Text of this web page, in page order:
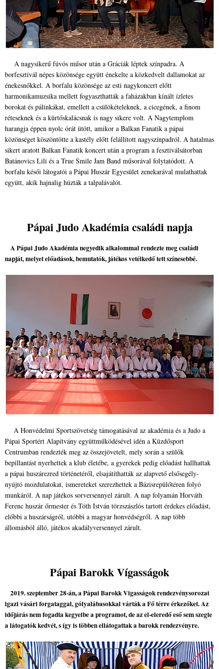
A nagysikerű fúvós műsor után a Gráciák léptek színpadra. A
borfesztivál népes közönsége együtt énekelte a közkedvelt dallamokat az
énekesnőkkel. A borfalu közönsége az esti nagykoncert előtt
harmonikamuzsika mellett fogyaszthatták a faházakban kínált ízletes
borokat és pálinkákat, emellett a csülökételeknek, a cicegének, a finom
réteseknek és a kürtőskalácsnak is nagy sikere volt. A Nagytemplom
harangja éppen nyolc órát ütött, amikor a Balkan Fanatik a pápai
közönséget köszöntötte a kastély előtt felállított nagyszínpadról. A hatalmas
sikert aratott Balkan Fanatik koncert után a program a fesztiválsátorban
Batánovics Lili és a True Smile Jam Band műsorával folytatódott. A
borfalu késői látogatói a Pápai Huszár Egyesület zenekarával mulathattak
együtt, akik hajnalig húzták a talpalávalót.
Pápai Judo Akadémia családi napja
A Pápai Judo Akadémia negyedik alkalommal rendezte meg családi
napját, melyet előadások, bemutatók, játékos vetélkedő tett színesebbé.
A Honvédelmi Sportszövetség támogatásával az akadémia és a Judo a
Pápai Sportért Alapítvány együttműködésével idén a Küzdősport
Centrumban rendezték meg az összejövetelt, mely során a szülők
bepillantást nyerhettek a klub életébe, a gyerekek pedig előadást hallhattak
a pápai huszárezred történetéről, elsajátíthatták az alapvető elsősegély-
nyújtó mozdulatokat, ismereteket szerezhettek a Bázisrepülőtéren folyó
munkáról. A nap játékos sorversennyel zárult. A nap folyamán Horváth
Ferenc huszár őrmester és Tóth István törzszászlós tartott érdekes előadást,
előbbi a huszárságról, utóbbi a magyar honvédségről. A nap több
állomásból álló, játékos akadályversennyel zárult.
Pápai Barokk Vígasságok
2019. szeptember 28-án, a Pápai Barokk Vigasságok rendezvénysorozat
igazi vásári forgataggal, gólyalábasokkal várták a Fő térre érkezőket. Az
időjárás nem fogadta kegyeibe a programot, de az el-eleredő eső sem szegte
a látogatók kedvét, s így is többen ellátogattak a barokk rendezvényre.